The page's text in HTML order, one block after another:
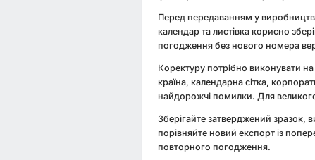
Перед передаванням у
календар та листівка корисно
погодження без нового номера
Коректуру потрібно виконувати
країна, календарна сітка,
найдорожчі помилки. Для великого
Зберігайте затверджений зразок,
порівняйте новий експорт із
повторного погодження.